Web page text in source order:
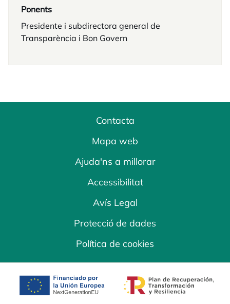
Ponents
Presidente i subdirectora general de
Transparència i Bon Govern
Contacta
Mapa web
Ajuda'ns a millorar
Accessibilitat
Avís Legal
Protecció de dades
Política de cookies
opens in a new tab opens in a new